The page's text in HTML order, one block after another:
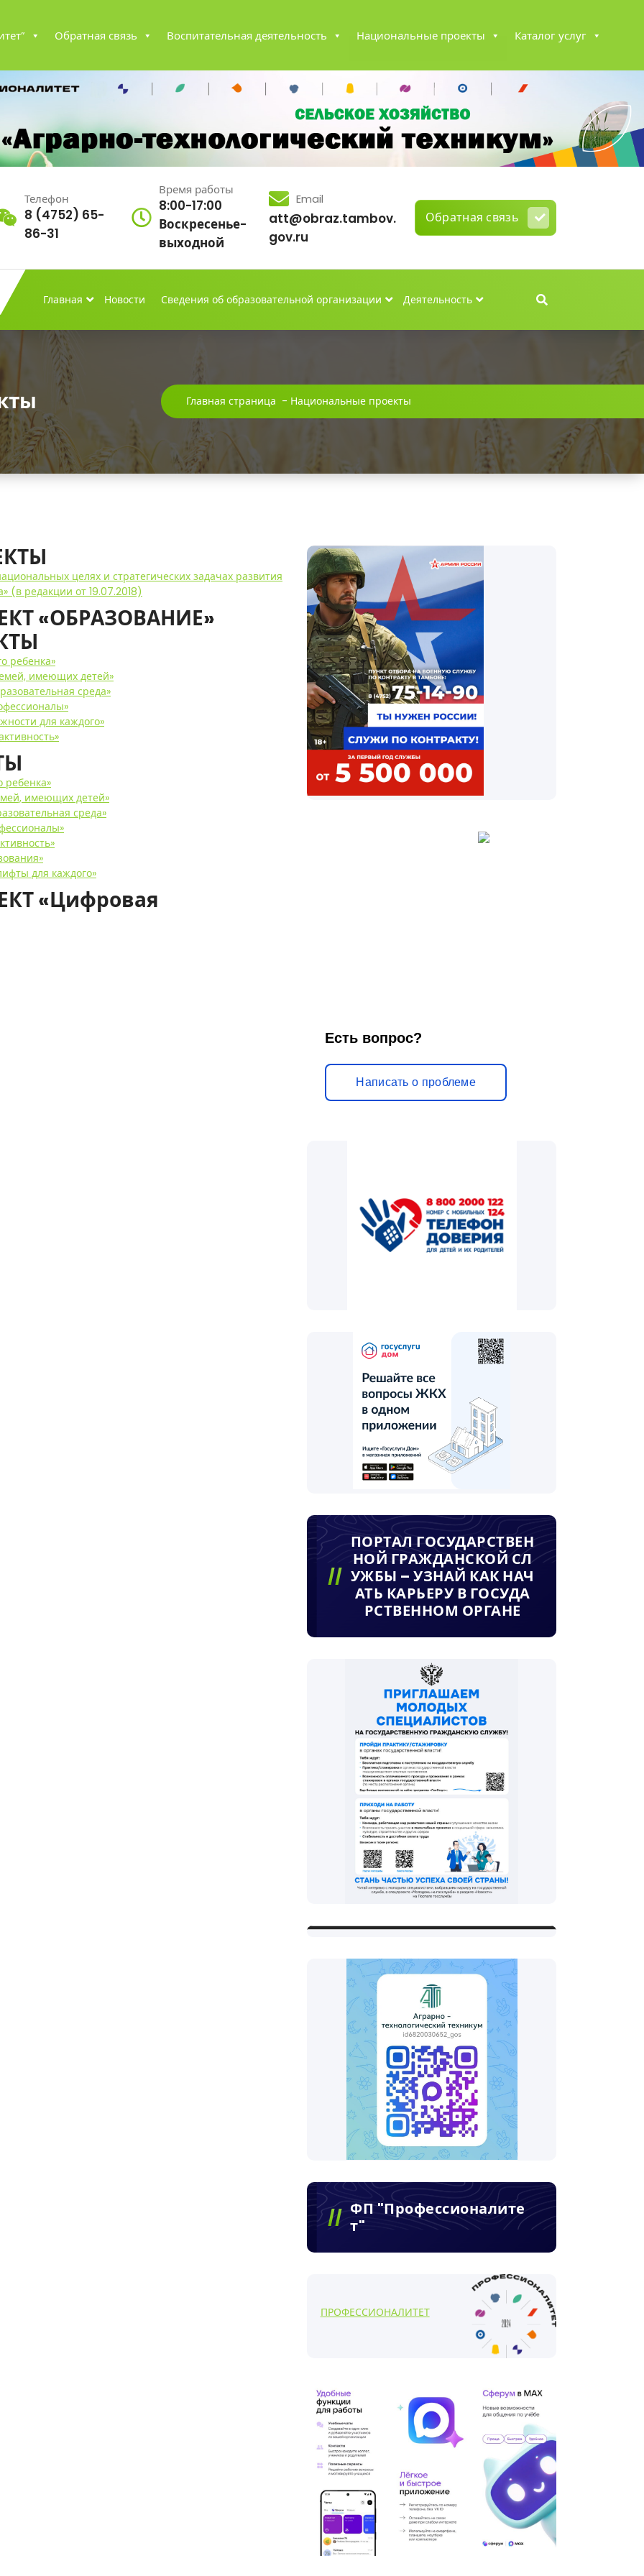
Обратная связь Воспитательная деятельность Национальные проекты Каталог услуг
Телефон
8 (4752) 65-
86-31
Время работы
8:00-17:00
Воскресенье-
выходной
Email
att@obraz.tambov.
gov.ru
Обратная связь
Главная Новости Сведения об образовательной организации Деятельность
Главная страница - Национальные проекты
целях и стратегических задачах развития
(в редакции от 19.07.2018)
«ОБРАЗОВАНИЕ»
ребенка»
имеющих детей»
среда»
для каждого»
ребенка»
имеющих детей»
среда»
для каждого»
«Цифровая
Есть вопрос?
Написать о проблеме
ПОРТАЛ ГОСУДАРСТВЕН
НОЙ ГРАЖДАНСКОЙ СЛ
УЖБЫ – УЗНАЙ КАК НАЧ
АТЬ КАРЬЕРУ В ГОСУДА
РСТВЕННОМ ОРГАНЕ
ФП "Профессионалите
Т"
ПРОФЕССИОНАЛИТЕТ